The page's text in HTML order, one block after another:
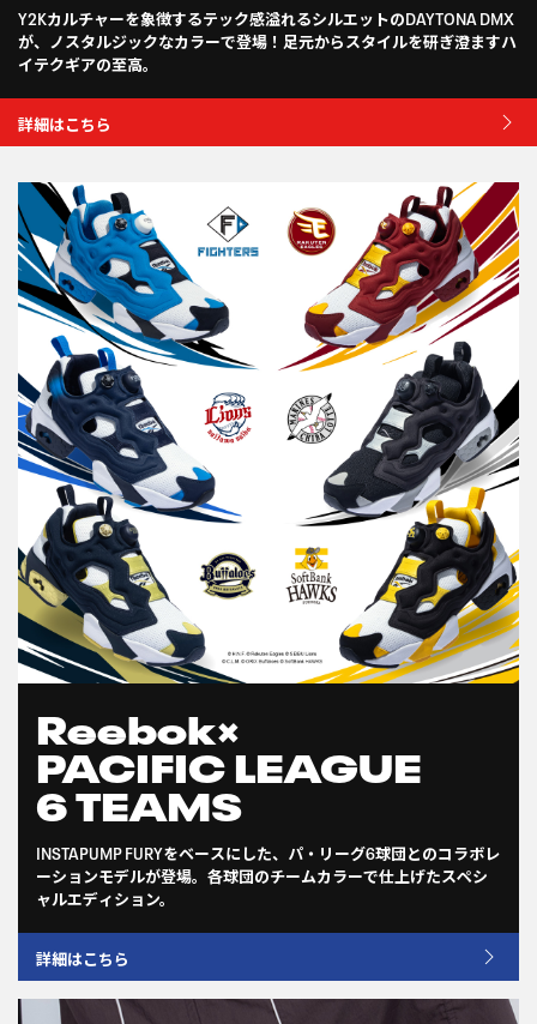
Y2Kカルチャーを象徴するテック感溢れるシルエットのDAYTONA DMX
が、ノスタルジックなカラーで登場！足元からスタイルを研ぎ澄ますハ
イテクギアの至高。
詳細はこちら
Reebok×
PACIFIC LEAGUE
6 TEAMS
INSTAPUMP FURYをベースにした、パ・リーグ6球団とのコラボレ
ーションモデルが登場。各球団のチームカラーで仕上げたスペシ
ャルエディション。
詳細はこちら